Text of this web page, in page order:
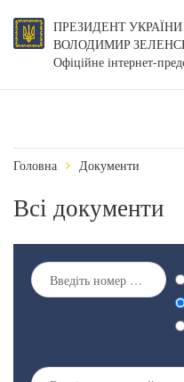
ПРЕЗИДЕНТ УКРАЇНИ
ВОЛОДИМИР
Офіційне інтернет-
Головна Документи
Всі документи